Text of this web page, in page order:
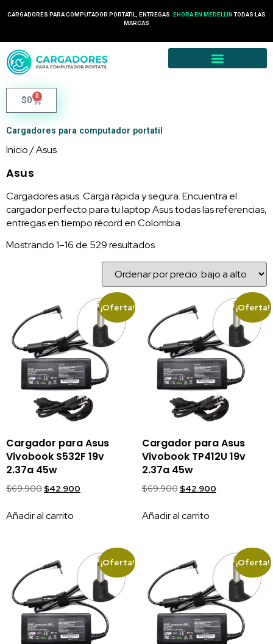
CARGADORES PARA COMPUTADOR PORTÁTIL, ENTREGAS 2 HORA EN MEDELLÍN
24 HORAS EN COLOMBIATODAS LAS
MARCAS
$0 0
Cargadores para computador portatil
Inicio/ Asus
Asus
Cargadores asus. Carga rápida y segura. Encuentra el
cargador perfecto para tu laptop Asus todas las referencias,
entregas en tiempo récord en Colombia.
Mostrando 1–16 de 529 resultados
¡Oferta!
Cargador para Asus
Vivobook S532F 19v
2.37a 45w
$69.900 $42.900
Añadir al carrito
¡Oferta!
Cargador para Asus
Vivobook TP412U 19v
2.37a 45w
$69.900 $42.900
Añadir al carrito
¡Oferta! ¡Oferta!